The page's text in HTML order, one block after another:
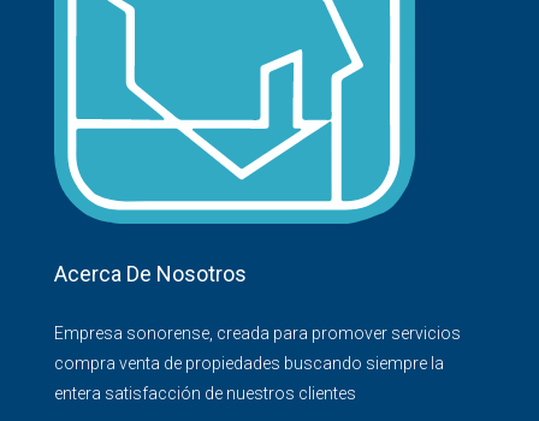
Acerca De Nosotros
Empresa sonorense, creada para promover servicios
compra venta de propiedades buscando siempre la
entera satisfacción de nuestros clientes